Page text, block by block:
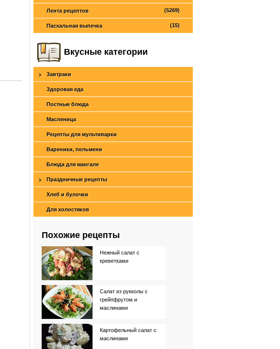
(5269)
Лента рецептов
(15)
Пасхальная выпечка
Вкусные категории
Завтраки
Здоровая еда
Постные блюда
Масленица
Рецепты для мультиварки
Вареники, пельмени
Блюда для мангале
Праздничные рецепты
Хлеб и булочки
Для холостяков
Похожие рецепты
Нежный салат с
креветками
Салат из рукколы с
грейпфрутом и
маслинами
Картофельный салат с
маслинами